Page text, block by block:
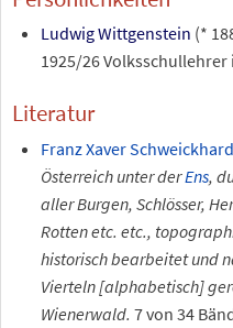
Ludwig Wittgenstein (*
1925/26
Literatur
Franz Xaver
Österreich unter derEns,
aller Burgen, Schlösser,
Rotten etc. etc.,
historisch bearbeitet und
Vierteln [alphabetisch]
Wienerwald. 7 von 34